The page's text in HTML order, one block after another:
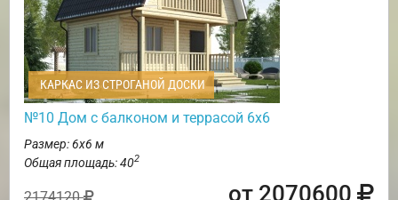
КАРКАС ИЗ СТРОГАНОЙ ДОСКИ
№10 Дом с балконом и террасой 6х6
Размер: 6х6 м
Общая площадь: 402
от 2070600